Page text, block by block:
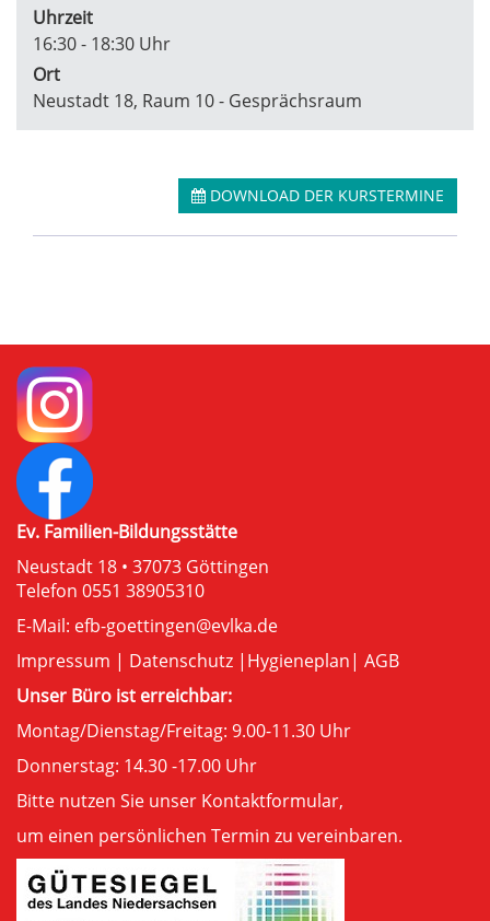
Uhrzeit
16:30 - 18:30 Uhr
Ort
Neustadt 18, Raum 10 - Gesprächsraum
DOWNLOAD DER KURSTERMINE
Ev. Familien-Bildungsstätte
Neustadt 18 • 37073 Göttingen
Telefon 0551 38905310
E-Mail: efb-goettingen@evlka.de
Impressum | Datenschutz | Hygieneplan| AGB
Unser Büro ist erreichbar:
Montag/Dienstag/Freitag: 9.00-11.30 Uhr
Donnerstag: 14.30 -17.00 Uhr
Bitte nutzen Sie unser Kontaktformular,
um einen persönlichen Termin zu vereinbaren.